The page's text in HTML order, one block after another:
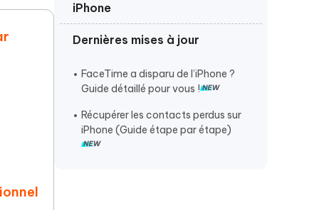
iPhone
Récupérer les données iPhone avec
Récupérer les données iPhone après
la restauration
Récupérer les données iPhone sans
sauvegarde
Dernières mises à jour
FaceTime a disparu de l’iPhone ?
Guide détaillé pour vous !
Récupérer les contacts perdus sur
iPhone (Guide étape par étape)